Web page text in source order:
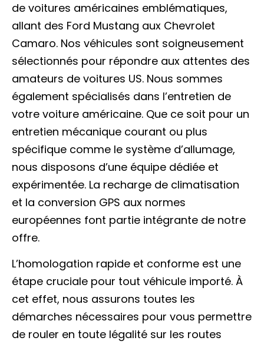
de voitures américaines emblématiques,
allant des Ford Mustang aux Chevrolet
Camaro. Nos véhicules sont soigneusement
sélectionnés pour répondre aux attentes des
amateurs de voitures US. Nous sommes
également spécialisés dans l’entretien de
votre voiture américaine. Que ce soit pour un
entretien mécanique courant ou plus
spécifique comme le système d’allumage,
nous disposons d’une équipe dédiée et
expérimentée. La recharge de climatisation
et la conversion GPS aux normes
européennes font partie intégrante de notre
offre.
L’homologation rapide et conforme est une
étape cruciale pour tout véhicule importé. À
cet effet, nous assurons toutes les
démarches nécessaires pour vous permettre
de rouler en toute légalité sur les routes